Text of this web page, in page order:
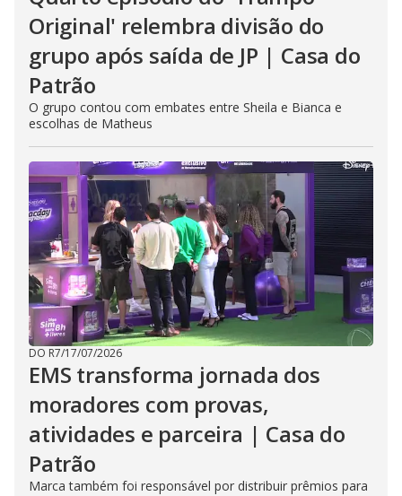
Original' relembra divisão do
grupo após saída de JP | Casa do
Patrão
O grupo contou com embates entre Sheila e Bianca e
escolhas de Matheus
DO R7/17/07/2026
EMS transforma jornada dos
moradores com provas,
atividades e parceira | Casa do
Patrão
Marca também foi responsável por distribuir prêmios para